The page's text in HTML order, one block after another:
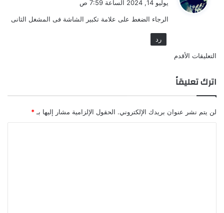
ل
يوليو 14, 2024 الساعة 7:59 ص
الرجاء الضغط على علامة تكبير الشاشة فى المشغل الثانى
رد
تصفّح
التعليقات
التعليقات الأقدم
اترك تعليقاً
لن يتم نشر عنوان بريدك الإلكتروني. الحقول الإلزامية مشار إليها بـ *